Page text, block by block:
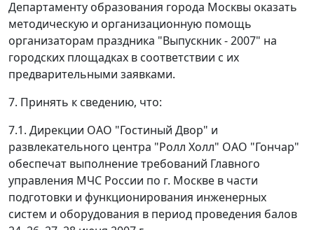
Департаменту образования города Москвы оказать
методическую и организационную помощь
организаторам праздника "Выпускник - 2007" на
городских площадках в соответствии с их
предварительными заявками.
7. Принять к сведению, что:
7.1. Дирекции ОАО "Гостиный Двор" и
развлекательного центра "Ролл Холл" ОАО "Гончар"
обеспечат выполнение требований Главного
управления МЧС России по г. Москве в части
подготовки и функционирования инженерных
систем и оборудования в период проведения балов